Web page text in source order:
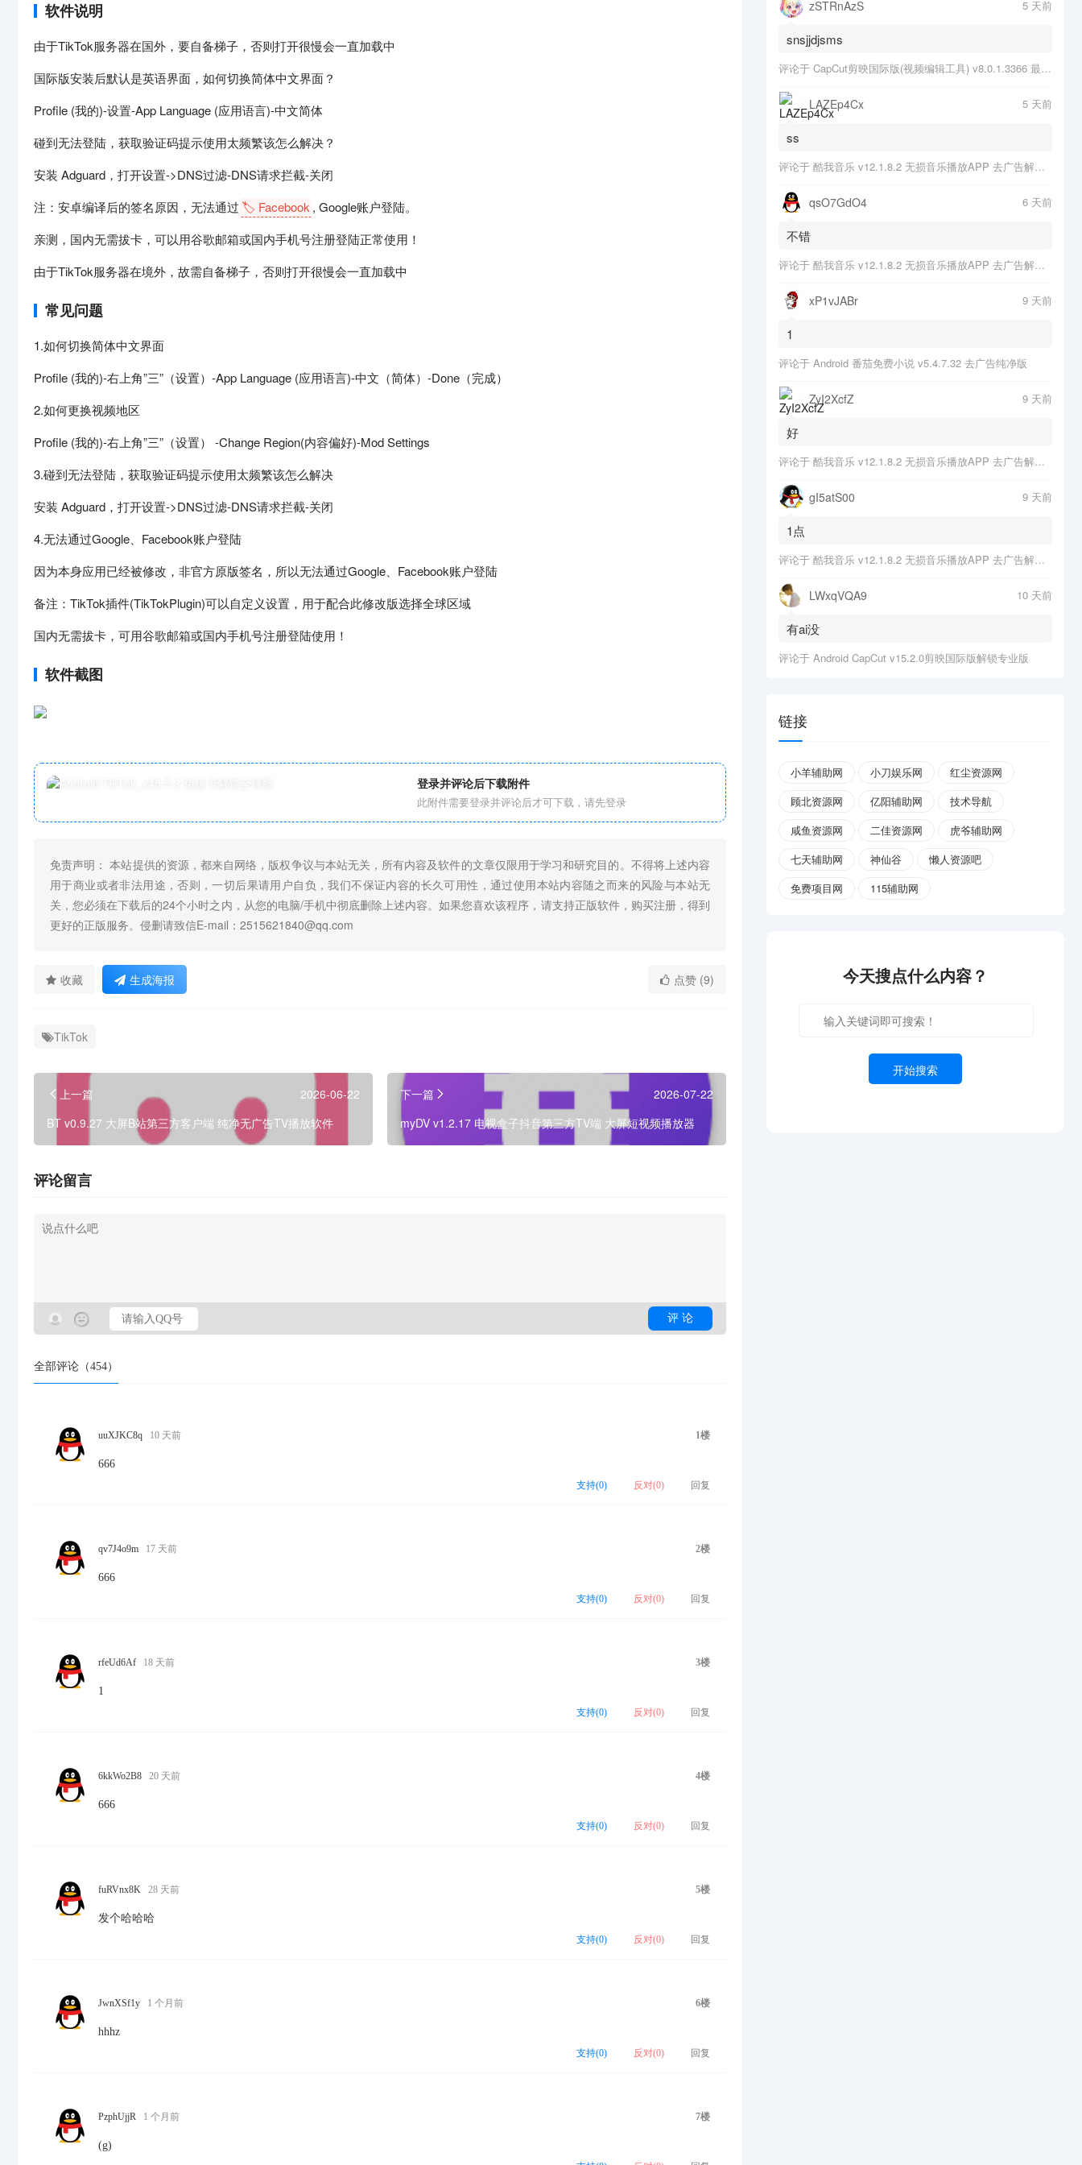
软件说明
由于TikTok服务器在国外，要自备梯子，否则打开很慢会一直加载中
国际版安装后默认是英语界面，如何切换简体中文界面？
Profile (我的)-设置-App Language (应用语言)-中文简体
碰到无法登陆，获取验证码提示使用太频繁该怎么解决？
安装 Adguard，打开设置->DNS过滤-DNS请求拦截-关闭
注：安卓编译后的签名原因，无法通过 🏷️ Facebook , Google账户登陆。
亲测，国内无需拔卡，可以用谷歌邮箱或国内手机号注册登陆正常使用！
由于TikTok服务器在境外，故需自备梯子，否则打开很慢会一直加载中
常见问题
1.如何切换简体中文界面
Profile (我的)-右上角”三”（设置）-App Language (应用语言)-中文（简体）-Done（完成）
2.如何更换视频地区
Profile (我的)-右上角”三”（设置） -Change Region(内容偏好)-Mod Settings
3.碰到无法登陆，获取验证码提示使用太频繁该怎么解决
安装 Adguard，打开设置->DNS过滤-DNS请求拦截-关闭
4.无法通过Google、Facebook账户登陆
因为本身应用已经被修改，非官方原版签名，所以无法通过Google、Facebook账户登陆
备注：TikTok插件(TikTokPlugin)可以自定义设置，用于配合此修改版选择全球区域
国内无需拔卡，可用谷歌邮箱或国内手机号注册登陆使用！
软件截图
登录并评论后下载附件
此附件需要登录并评论后才可下载，请先登录
免责声明： 本站提供的资源，都来自网络，版权争议与本站无关，所有内容及软件的文章仅限用于学习和研究目的。不得将上述内容
用于商业或者非法用途，否则，一切后果请用户自负，我们不保证内容的长久可用性，通过使用本站内容随之而来的风险与本站无
关，您必须在下载后的24个小时之内，从您的电脑/手机中彻底删除上述内容。如果您喜欢该程序，请支持正版软件，购买注册，得到
更好的正版服务。侵删请致信E-mail：2515621840@qq.com
收藏 生成海报 点赞 (9)
TikTok
上一篇
2026-06-22
BT v0.9.27 大屏B站第三方客户端 纯净无广告TV播放软件
下一篇
2026-07-22
myDV v1.2.17 电视盒子抖音第三方TV端 大屏短视频播放器
评论留言
全部评论（454）
1楼
uuXJKC8q 10 天前
666
支持(0) 反对(0) 回复
2楼
qv7J4o9m 17 天前
666
支持(0) 反对(0) 回复
3楼
rfeUd6Af 18 天前
1
支持(0) 反对(0) 回复
4楼
6kkWo2B8 20 天前
666
支持(0) 反对(0) 回复
5楼
fuRVnx8K 28 天前
发个哈哈哈
支持(0) 反对(0) 回复
6楼
JwnXSf1y 1 个月前
hhhz
支持(0) 反对(0) 回复
7楼
PzphUjjR 1 个月前
(g)
zSTRnAzS 5 天前
snsjjdjsms
评论于 CapCut剪映国际版(视频编辑工具) v8.0.1.3366 最新版
LAZEp4Cx 5 天前
ss
评论于 酷我音乐 v12.1.8.2 无损音乐播放APP 去广告解锁会员版
qsO7GdO4 6 天前
不错
评论于 酷我音乐 v12.1.8.2 无损音乐播放APP 去广告解锁会员版
xP1vJABr 9 天前
1
评论于 Android 番茄免费小说 v5.4.7.32 去广告纯净版
ZyI2XcfZ 9 天前
好
评论于 酷我音乐 v12.1.8.2 无损音乐播放APP 去广告解锁会员版
gI5atS00 9 天前
1点
评论于 酷我音乐 v12.1.8.2 无损音乐播放APP 去广告解锁会员版
LWxqVQA9 10 天前
有ai没
评论于 Android CapCut v15.2.0剪映国际版解锁专业版
链接
小羊辅助网 小刀娱乐网
红尘资源网
顾北资源网
亿阳辅助网
技术导航
咸鱼资源网
二佳资源网
虎爷辅助网
七天辅助网
神仙谷
懒人资源吧
免费项目网
115辅助网
今天搜点什么内容？
开始搜索